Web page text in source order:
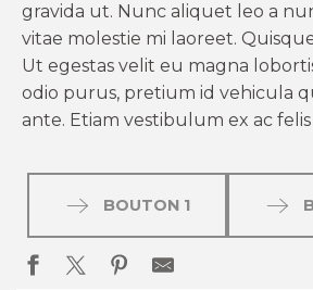
gravida ut. Nunc aliquet leo a
vitae molestie mi laoreet.
Ut egestas velit eu magna
odio purus, pretium id vehicula
ante. Etiam vestibulum ex ac
BOUTON 1